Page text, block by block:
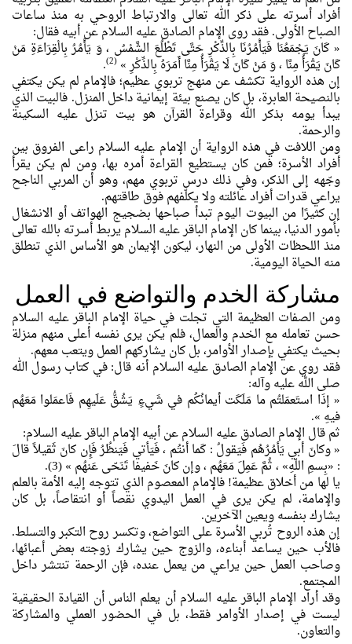
أفراد أسرته على ذكر الله تعالى والارتباط الروحي به منذ ساعات
الصباح الأولى. فقد روى الإمام الصادق عليه السلام عن أبيه فقال:
« كَانَ يَجْمَعُنَا فَيَأْمُرُنَا بِالذِّكْرِ حَتَّى تَطْلُعَ الشَّمْسُ ، وَ يَأْمُرُ بِالْقِرَاءَةِ مَنْ
كَانَ يَقْرَأُ مِنَّا ، وَ مَنْ كَانَ لَا يَقْرَأُ مِنَّا أَمَرَهُ بِالذِّكْرِ » (2)
.
إن هذه الرواية تكشف عن منهج تربوي عظيم؛ فالإمام لم يكن يكتفي
بالنصيحة العابرة، بل كان يصنع بيئة إيمانية داخل المنزل. فالبيت الذي
يبدأ يومه بذكر الله وقراءة القرآن هو بيت تنزل عليه السكينة
والرحمة.
ومن اللافت في هذه الرواية أن الإمام عليه السلام راعى الفروق بين
أفراد الأسرة؛ فمن كان يستطيع القراءة أمره بها، ومن لم يكن يقرأ
وجّهه إلى الذكر، وفي ذلك درس تربوي مهم، وهو أن المربي الناجح
يراعي قدرات أفراد عائلته ولا يكلّفهم فوق طاقتهم.
إن كثيرًا من البيوت اليوم تبدأ صباحها بضجيج الهواتف أو الانشغال
بأمور الدنيا، بينما كان الإمام الباقر عليه السلام يربط أسرته بالله تعالى
منذ اللحظات الأولى من النهار، ليكون الإيمان هو الأساس الذي تنطلق
منه الحياة اليومية.
مشاركة الخدم والتواضع في العمل
ومن الصفات العظيمة التي تجلت في حياة الإمام الباقر عليه السلام
حسن تعامله مع الخدم والعمال، فلم يكن يرى نفسه أعلى منهم منزلة
بحيث يكتفي بإصدار الأوامر، بل كان يشاركهم العمل ويتعب معهم.
فقد روي عن الإمام الصادق عليه السلام أنه قال: في كتاب رسول الله
صلى الله عليه وآله:
« إذَا استَعمَلتُم ما مَلَكَت أيمانُكُم في شَيءٍ يَشُقُّ عَلَيهِم فَاعمَلوا مَعَهُم
فيهِ ».
ثم قال الإمام الصادق عليه السلام عن أبيه الإمام الباقر عليه السلام:
« وكانَ أبي يَأمُرُهُم فَيَقولُ : كَما أنتُم ، فَيَأتي فَيَنظُرُ فَإِن كانَ ثَقيلاً قالَ
: «بِسمِ اللّهِ» ، ثُمَّ عَمِلَ مَعَهُم ، وإن كانَ خَفيفا تَنَحّى عَنهُم » (3).
يا لها من أخلاق عظيمة! فالإمام المعصوم الذي تتوجه إليه الأمة بالعلم
والإمامة، لم يكن يرى في العمل اليدوي نقصاً أو انتقاصاً، بل كان
يشارك بنفسه ويعين الآخرين.
إن هذه الروح تُربي الأسرة على التواضع، وتكسر روح التكبر والتسلط.
فالأب حين يساعد أبناءه، والزوج حين يشارك زوجته بعض أعبائها،
وصاحب العمل حين يراعي من يعمل عنده، فإن الرحمة تنتشر داخل
المجتمع.
وقد أراد الإمام الباقر عليه السلام أن يعلم الناس أن القيادة الحقيقية
ليست في إصدار الأوامر فقط، بل في الحضور العملي والمشاركة
والتعاون.